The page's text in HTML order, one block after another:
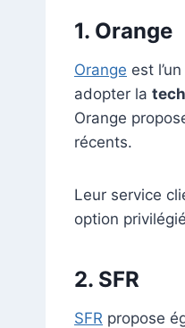
1. Orange
Orange est
adopter la
Orange
récents.
Leur service
option
2. SFR
SFR propose